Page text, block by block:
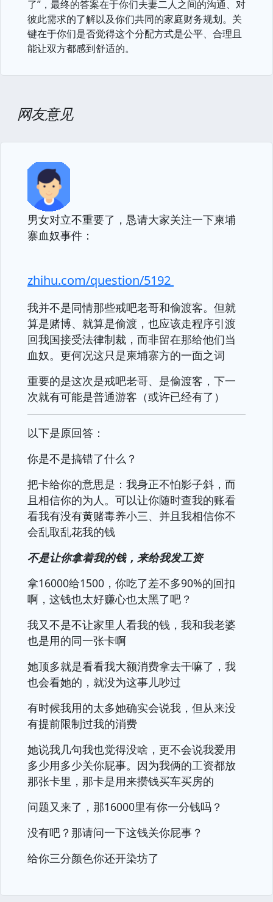
了”，最终的答案在于你们夫妻二人之间的沟通、对
彼此需求的了解以及你们共同的家庭财务规划。关
键在于你们是否觉得这个分配方式是公平、合理且
能让双方都感到舒适的。
网友意见
男女对立不重要了，恳请大家关注一下柬埔
寨血奴事件：
zhihu.com/question/5192
我并不是同情那些戒吧老哥和偷渡客。但就
算是赌博、就算是偷渡，也应该走程序引渡
回我国接受法律制裁，而非留在那给他们当
血奴。更何况这只是柬埔寨方的一面之词
重要的是这次是戒吧老哥、是偷渡客，下一
次就有可能是普通游客（或许已经有了）
以下是原回答：
你是不是搞错了什么？
把卡给你的意思是：我身正不怕影子斜，而
且相信你的为人。可以让你随时查我的账看
看我有没有黄赌毒养小三、并且我相信你不
会乱取乱花我的钱
不是让你拿着我的钱，来给我发工资
拿16000给1500，你吃了差不多90%的回扣
啊，这钱也太好赚心也太黑了吧？
我又不是不让家里人看我的钱，我和我老婆
也是用的同一张卡啊
她顶多就是看看我大额消费拿去干嘛了，我
也会看她的，就没为这事儿吵过
有时候我用的太多她确实会说我，但从来没
有提前限制过我的消费
她说我几句我也觉得没啥，更不会说我爱用
多少用多少关你屁事。因为我俩的工资都放
那张卡里，那卡是用来攒钱买车买房的
问题又来了，那16000里有你一分钱吗？
没有吧？那请问一下这钱关你屁事？
给你三分颜色你还开染坊了